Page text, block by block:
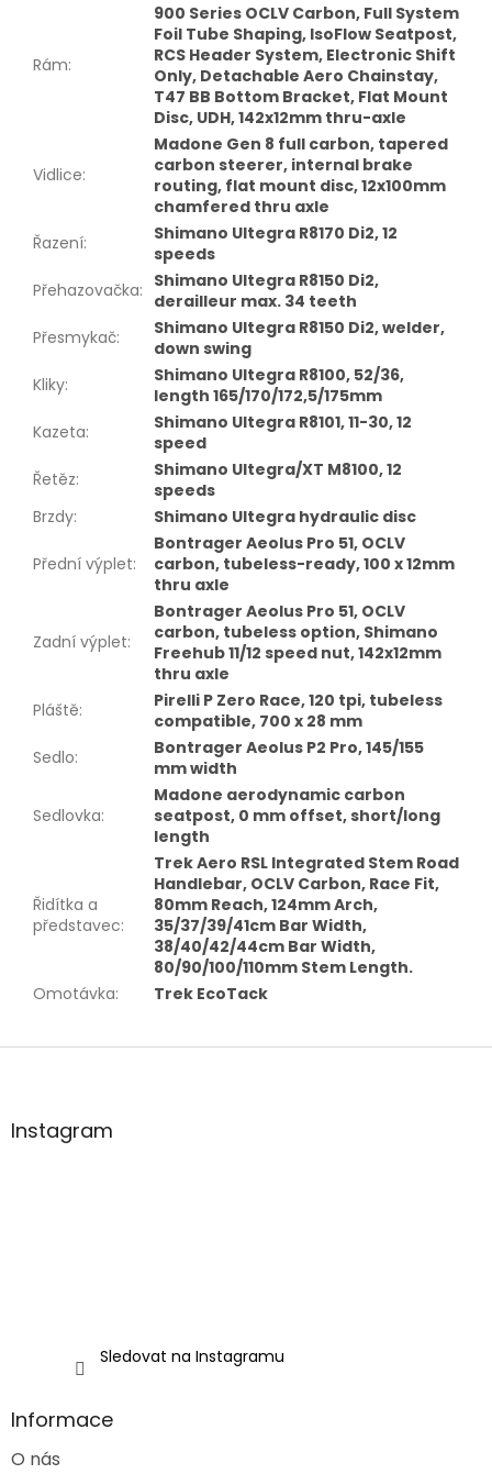
Rám:
900 Series OCLV Carbon, Full System
Foil Tube Shaping, IsoFlow Seatpost,
RCS Header System, Electronic Shift
Only, Detachable Aero Chainstay,
T47 BB Bottom Bracket, Flat Mount
Disc, UDH, 142x12mm thru-axle
Vidlice:
Madone Gen 8 full carbon, tapered
carbon steerer, internal brake
routing, flat mount disc, 12x100mm
chamfered thru axle
Řazení:
Shimano Ultegra R8170 Di2, 12
speeds
Přehazovačka: Shimano Ultegra R8150 Di2,
derailleur max. 34 teeth
Přesmykač:
Shimano Ultegra R8150 Di2, welder,
down swing
Kliky:
Shimano Ultegra R8100, 52/36,
length 165/170/172,5/175mm
Kazeta:
Shimano Ultegra R8101, 11-30, 12
speed
Řetěz:
Shimano Ultegra/XT M8100, 12
speeds
Brzdy: Shimano Ultegra hydraulic disc
Přední výplet:
Bontrager Aeolus Pro 51, OCLV
carbon, tubeless-ready, 100 x 12mm
thru axle
Zadní výplet:
Bontrager Aeolus Pro 51, OCLV
carbon, tubeless option, Shimano
Freehub 11/12 speed nut, 142x12mm
thru axle
Pláště:
Pirelli P Zero Race, 120 tpi, tubeless
compatible, 700 x 28 mm
Sedlo:
Bontrager Aeolus P2 Pro, 145/155
mm width
Sedlovka:
Madone aerodynamic carbon
seatpost, 0 mm offset, short/long
length
Řidítka a
představec:
Trek Aero RSL Integrated Stem Road
Handlebar, OCLV Carbon, Race Fit,
80mm Reach, 124mm Arch,
35/37/39/41cm Bar Width,
38/40/42/44cm Bar Width,
80/90/100/110mm Stem Length.
Omotávka: Trek EcoTack
Z
aInstagram
Sledovat na Instagramu
Informace
O nás